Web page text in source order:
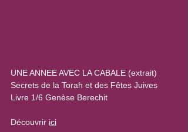
UNE ANNEE AVEC LA CABALE (extrait)
Secrets de la Torah et des Fêtes Juives
Livre 1/6 Genèse Berechit
Découvrir ici